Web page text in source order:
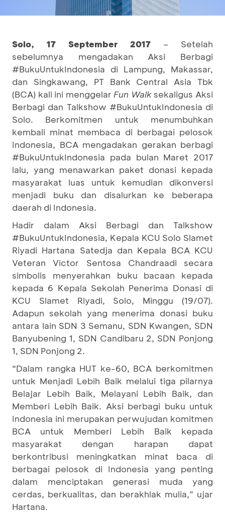
Solo, 17 September 2017 – Setelah
sebelumnya mengadakan Aksi Berbagi
#BukuUntukIndonesia di Lampung, Makassar,
dan Singkawang, PT Bank Central Asia Tbk
(BCA) kali ini menggelar Fun Walksekaligus Aksi
Berbagi dan Talkshow #BukuUntukIndonesia di
Solo. Berkomitmen untuk menumbuhkan
kembali minat membaca di berbagai pelosok
Indonesia, BCA mengadakan gerakan berbagi
#BukuUntukIndonesia pada bulan Maret 2017
lalu, yang menawarkan paket donasi kepada
masyarakat luas untuk kemudian dikonversi
menjadi buku dan disalurkan ke beberapa
daerah di Indonesia.
Hadir dalam Aksi Berbagi dan Talkshow
#BukuUntukIndonesia, Kepala KCU Solo Slamet
Riyadi Hartana Satedja dan Kepala BCA KCU
Veteran Victor Sentosa Chandraadi secara
simbolis menyerahkan buku bacaan kepada
kepada 6 Kepala Sekolah Penerima Donasi di
KCU Slamet Riyadi, Solo, Minggu (19/07).
Adapun sekolah yang menerima donasi buku
antara lain SDN 3 Semanu, SDN Kwangen, SDN
Banyubening 1, SDN Candibaru 2, SDN Ponjong
1, SDN Ponjong 2.
“Dalam rangka HUT ke-60, BCA berkomitmen
untuk Menjadi Lebih Baik melalui tiga pilarnya
Belajar Lebih Baik, Melayani Lebih Baik, dan
Memberi Lebih Baik. Aksi berbagi buku untuk
Indonesia ini merupakan perwujudan komitmen
BCA untuk Memberi Lebih Baik kepada
masyarakat dengan harapan dapat
berkontribusi meningkatkan minat baca di
berbagai pelosok di Indonesia yang penting
dalam menciptakan generasi muda yang
cerdas, berkualitas, dan berakhlak mulia,” ujar
Hartana.